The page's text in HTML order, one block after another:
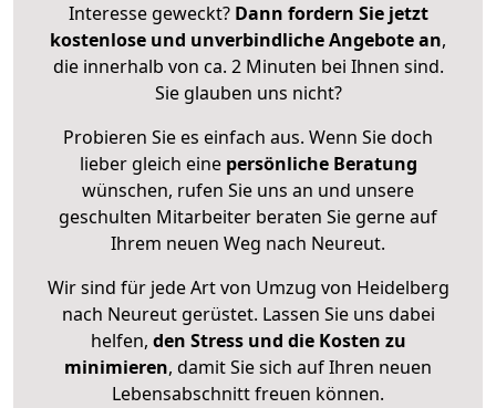
Interesse geweckt? Dann fordern Sie jetzt
kostenlose und unverbindliche Angebote an,
die innerhalb von ca. 2 Minuten bei Ihnen sind.
Sie glauben uns nicht?
Probieren Sie es einfach aus. Wenn Sie doch
lieber gleich eine persönliche Beratung
wünschen, rufen Sie uns an und unsere
geschulten Mitarbeiter beraten Sie gerne auf
Ihrem neuen Weg nach Neureut.
Wir sind für jede Art von Umzug von Heidelberg
nach Neureut gerüstet. Lassen Sie uns dabei
helfen, den Stress und die Kosten zu
minimieren, damit Sie sich auf Ihren neuen
Lebensabschnitt freuen können.